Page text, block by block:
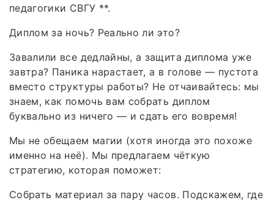
педагогики СВГУ **.
Диплом за ночь? Реально ли это?
Завалили все дедлайны, а защита диплома уже
завтра? Паника нарастает, а в голове — пустота
вместо структуры работы? Не отчаивайтесь: мы
знаем, как помочь вам собрать диплом
буквально из ничего — и сдать его вовремя!
Мы не обещаем магии (хотя иногда это похоже
именно на неё). Мы предлагаем чёткую
стратегию, которая поможет:
Собрать материал за пару часов. Подскажем, где